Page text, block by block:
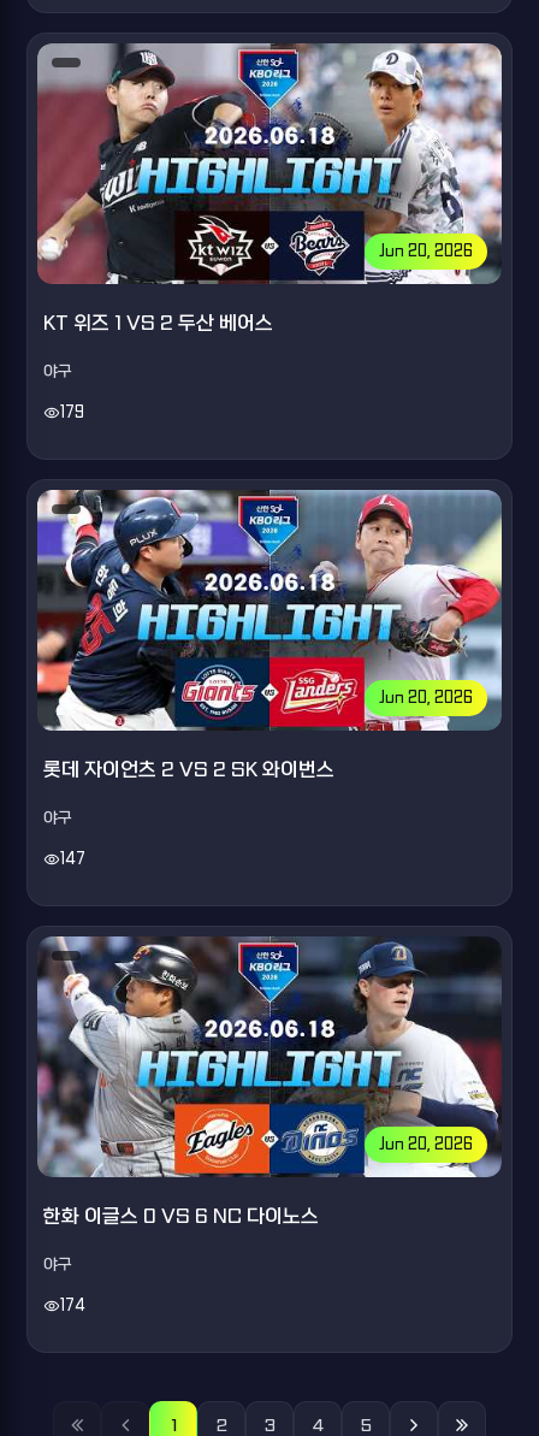
Jun 20, 2026
KT 위즈 1 VS 2 두산 베어스
야구
visibility 179
Jun 20, 2026
롯데 자이언츠 2 VS 2 SK 와이번스
야구
visibility 147
Jun 20, 2026
한화 이글스 0 VS 6 NC 다이노스
야구
visibility 174
1 2 3 4 5